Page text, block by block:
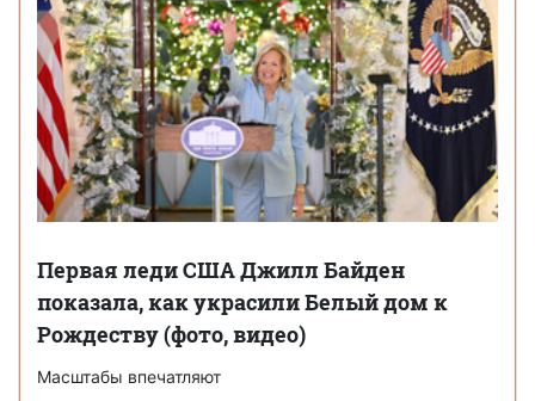
Первая леди США Джилл Байден
показала, как украсили Белый дом к
Рождеству (фото, видео)
Масштабы впечатляют